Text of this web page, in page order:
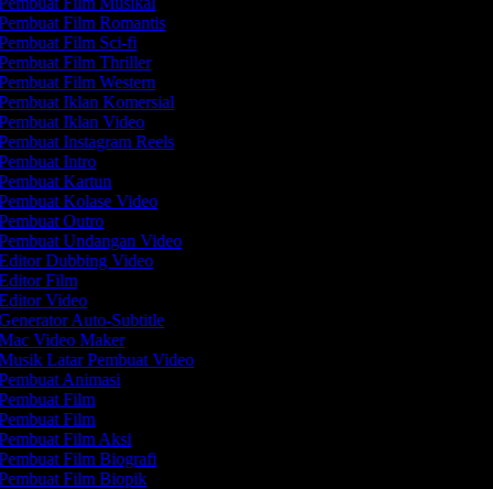
Film Romantis
Film Sci-fi
Film Thriller
Film Western
Iklan Komersial
Iklan Video
Instagram Reels
Intro
Kartun
Kolase Video
Outro
Undangan Video
Dubbing Video
Film
Video
Auto-Subtitle
Video Maker
Latar Pembuat Video
Animasi
Film
Film
Film Aksi
Film Biografi
Film Biopik